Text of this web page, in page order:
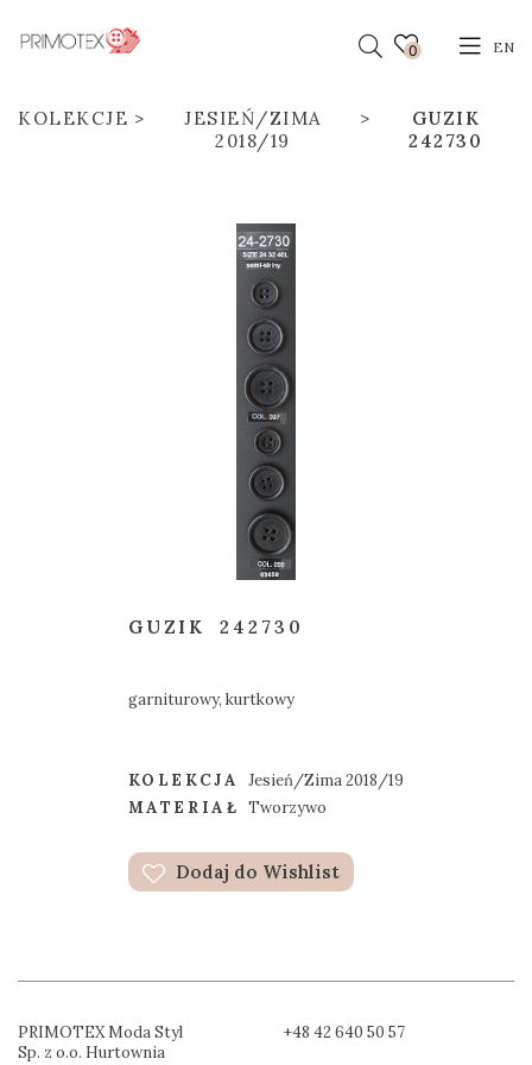
0 EN
KOLEKCJE
JESIEŃ/ZIMA
2018/19
GUZIK
242730
GUZIK 242730
garniturowy, kurtkowy
KOLEKCJA
Jesień/Zima 2018/19
MATERIAŁ Tworzywo
Dodaj do Wishlist
PRIMOTEX Moda Styl
Sp. z o.o. Hurtownia
+48 42 640 50 57